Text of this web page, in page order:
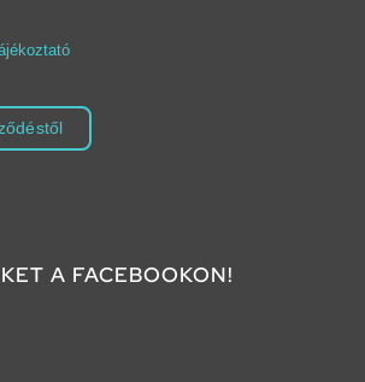
A FACEBOOKON!